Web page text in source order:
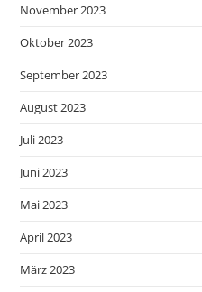
November 2023
Oktober 2023
September 2023
August 2023
Juli 2023
Juni 2023
Mai 2023
April 2023
März 2023